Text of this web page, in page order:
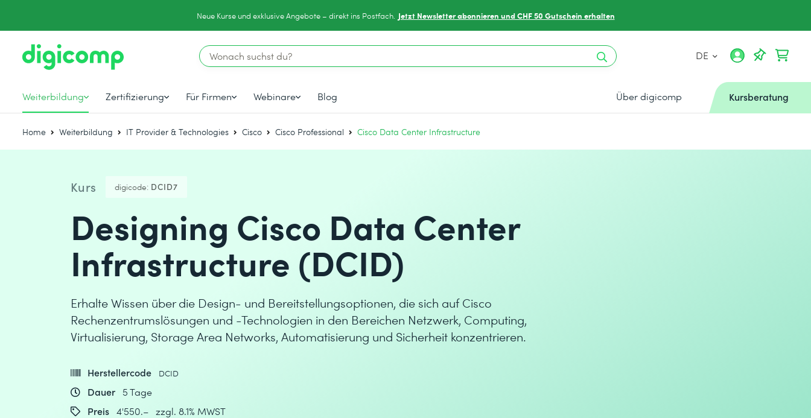
Neue Kurse und exklusive Angebote – direkt ins Postfach. Jetzt Newsletter abonnieren und CHF 50 Gutschein erhalten
DE
Weiterbildung Zertifizierung Für Firmen Webinare Blog Über digicomp Kursberatung
Home Weiterbildung IT Provider & Technologies Cisco Cisco Professional Cisco Data Center Infrastructure
Kurs digicode: DCID7
Designing Cisco Data Center
Infrastructure (DCID)
Erhalte Wissen über die Design- und Bereitstellungsoptionen, die sich auf Cisco
Rechenzentrumslösungen und -Technologien in den Bereichen Netzwerk, Computing,
Virtualisierung, Storage Area Networks, Automatisierung und Sicherheit konzentrieren.
Herstellercode DCID
Dauer
5 Tage
Preis 4'550.– zzgl. 8.1% MWST